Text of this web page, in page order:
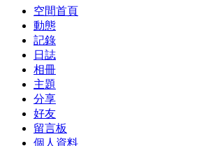
空間首頁
動態
記錄
日誌
相冊
主題
分享
好友
留言板
個人資料